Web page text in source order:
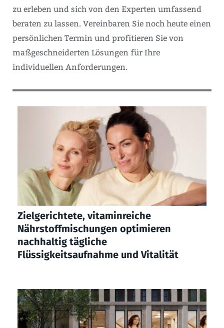
zu erleben und sich von den Experten umfassend
beraten zu lassen. Vereinbaren Sie noch heute einen
persönlichen Termin und profitieren Sie von
maßgeschneiderten Lösungen für Ihre
individuellen Anforderungen.
Zielgerichtete, vitaminreiche
Nährstoffmischungen optimieren
nachhaltig tägliche
Flüssigkeitsaufnahme und Vitalität